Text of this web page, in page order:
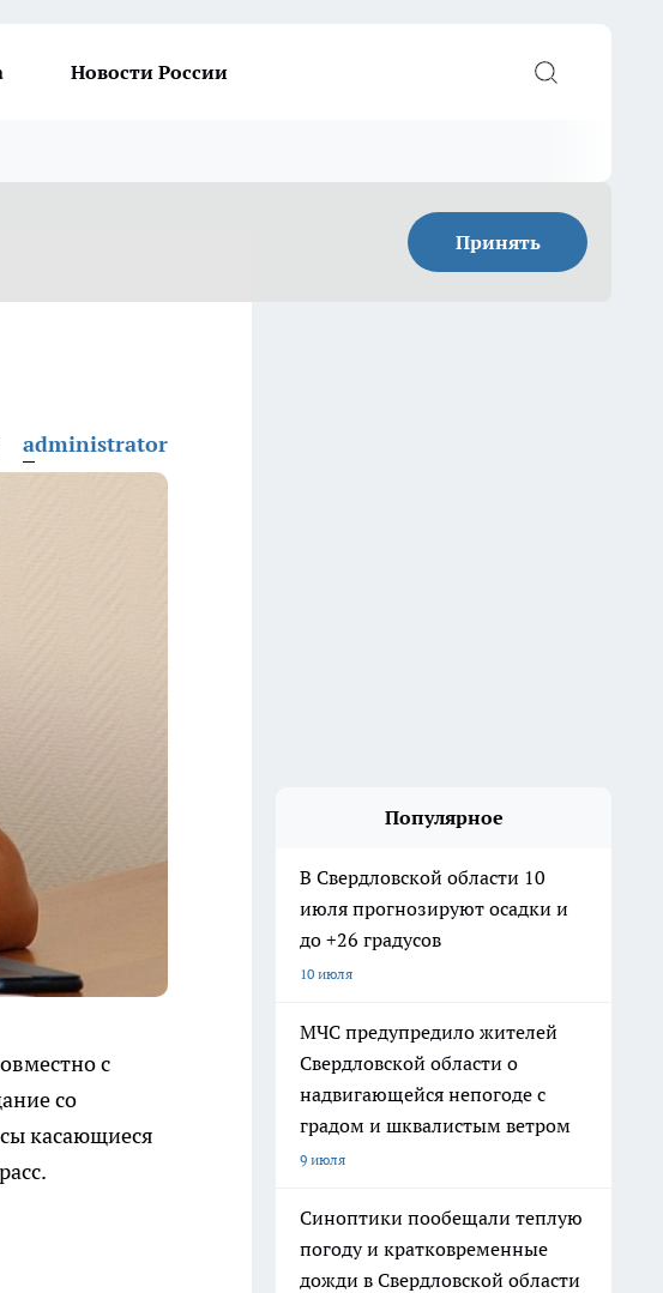
Новости России
Принять
administrator
с
со
касающиеся
Популярное
В Свердловской области 10
июля прогнозируют осадки и
до +26 градусов
10 июля
МЧС предупредило жителей
Свердловской области о
надвигающейся непогоде с
градом и шквалистым ветром
9 июля
Синоптики пообещали теплую
погоду и кратковременные
дожди в Свердловской области